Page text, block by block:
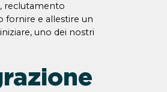
reclutamento
fornire e allestire un
uno dei nostri